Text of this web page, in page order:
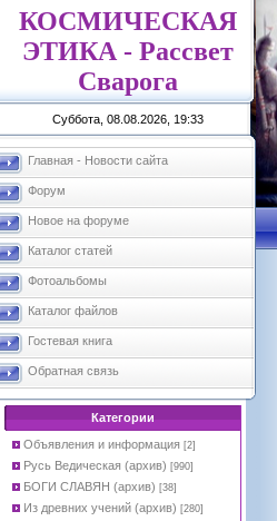
КОСМИЧЕСКАЯ
ЭТИКА - Рассвет
Сварога
Суббота, 08.08.2026, 19:33
Главная - Новости сайта
Форум
Новое на форуме
Каталог статей
Фотоальбомы
Каталог файлов
Гостевая книга
Обратная связь
Категории
Объявления и информация [2]
Русь Ведическая (архив) [990]
БОГИ СЛАВЯН (архив) [38]
Из древних учений (архив) [280]